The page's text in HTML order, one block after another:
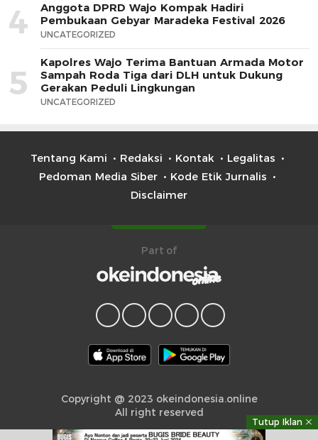
4
Anggota DPRD Wajo Kompak Hadiri
Pembukaan Gebyar Maradeka Festival 2026
UNCATEGORIZED
5
Kapolres Wajo Terima Bantuan Armada Motor
Sampah Roda Tiga dari DLH untuk Dukung
Gerakan Peduli Lingkungan
UNCATEGORIZED
Tentang Kami Redaksi Kontak
Legalitas
Pedoman Media Siber
Kode Etik Jurnalis
Disclaimer
Part of
Copyright @ 2023 okeindonesia.online
All right reserved
Tutup Iklan